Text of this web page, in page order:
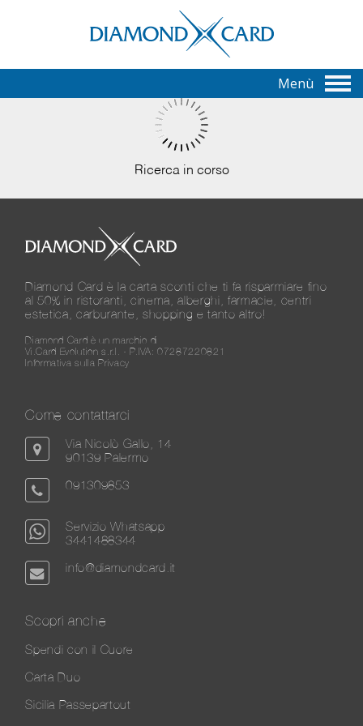
Menù
Ricerca in corso
Diamond Card è la carta sconti che ti fa risparmiare fino
al 50% in ristoranti, cinema, alberghi, farmacie, centri
estetica, carburante, shopping e tanto altro!
Diamond Card è un marchio di
Vi.Card Evolution s.r.l. - P.IVA: 07287220821
Informativa sulla Privacy
Come contattarci
Via Nicolò Gallo, 14
90139 Palermo
091309853
Servizio Whatsapp
3441488344
info@diamondcard.it
Scopri anche
Spendi con il Cuore
Carta Duo
Sicilia Passepartout